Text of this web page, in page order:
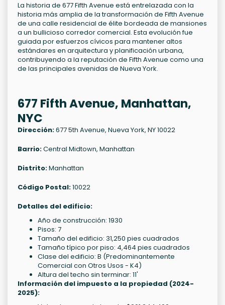
La historia de 677 Fifth Avenue está entrelazada con la
historia más amplia de la transformación de Fifth Avenue
de una calle residencial de élite bordeada de mansiones
a un bullicioso corredor comercial. Esta evolución fue
guiada por esfuerzos cívicos para mantener altos
estándares en arquitectura y planificación urbana,
contribuyendo a la reputación de Fifth Avenue como una
de las principales avenidas de Nueva York.
677 Fifth Avenue, Manhattan,
NYC
Dirección:677 5th Avenue, Nueva York, NY 10022
Barrio:Central Midtown, Manhattan
Distrito:Manhattan
Código Postal:10022
Detalles del edificio:
Año de construcción: 1930
Pisos: 7
Tamaño del edificio: 31,250 pies cuadrados
Tamaño típico por piso: 4,464 pies cuadrados
Clase del edificio: B (Predominantemente
Comercial con Otros Usos - K4)
Altura del techo sin terminar: 11'
Información del impuesto a la propiedad (2024-
2025):